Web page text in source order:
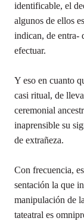
identificable, el
algunos de ellos
indican, de entra-
efectuar.
Y eso en cuanto
casi ritual, de
ceremonial
inaprensible su
de extrañeza.
Con frecuencia,
sentación la que
manipulación de
tateatral es